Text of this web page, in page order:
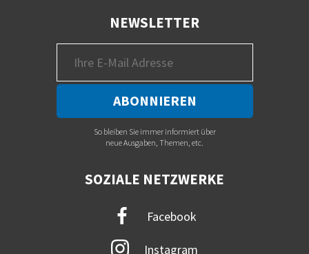
NEWSLETTER
So bleiben Sie immer informiert über
neue Ausgaben, Themen, etc.
SOZIALE NETZWERKE
Facebook
Instagram